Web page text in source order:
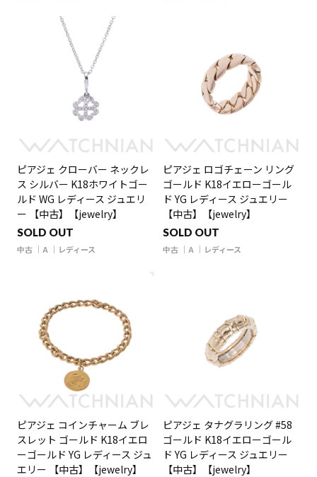
ピアジェ クローバー ネックレ
ス シルバー K18ホワイトゴー
ルド WG レディース ジュエリ
ー 【中古】【jewelry】
SOLD OUT
中古 A レディース
ピアジェ ロゴチェーン リング
ゴールド K18イエローゴール
ド YG レディース ジュエリー
【中古】【jewelry】
SOLD OUT
中古 A レディース
ピアジェ コインチャーム ブレ
スレット ゴールド K18イエロ
ーゴールド YG レディース ジュ
エリー 【中古】【jewelry】
ピアジェ タナグラリング #58
ゴールド K18イエローゴール
ド YG レディース ジュエリー
【中古】【jewelry】